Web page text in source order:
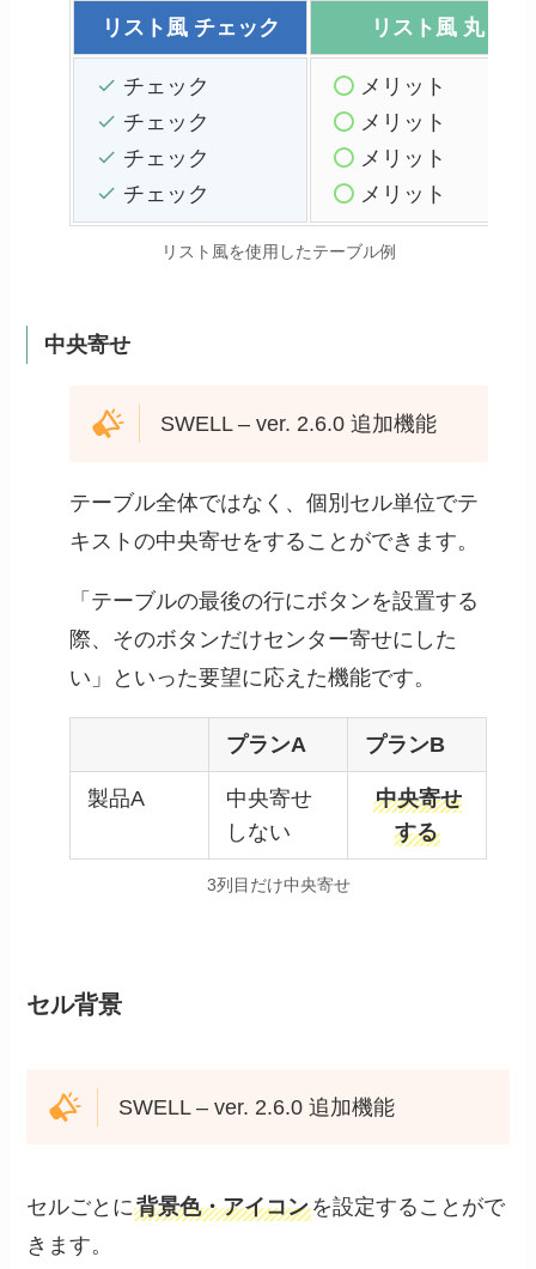
リスト風 チェック リスト風 丸
チェック
チェック
チェック
チェック
メリット
メリット
メリット
メリット
リスト風を使用したテーブル例
中央寄せ
SWELL – ver. 2.6.0 追加機能
テーブル全体ではなく、個別セル単位でテ
キストの中央寄せをすることができます。
「テーブルの最後の行にボタンを設置する
際、そのボタンだけセンター寄せにした
い」といった要望に応えた機能です。
プランA プランB
製品A
中央寄せ
しない
中央寄せ
する
3列目だけ中央寄せ
セル背景
SWELL – ver. 2.6.0 追加機能
セルごとに背景色・アイコンを設定することがで
きます。